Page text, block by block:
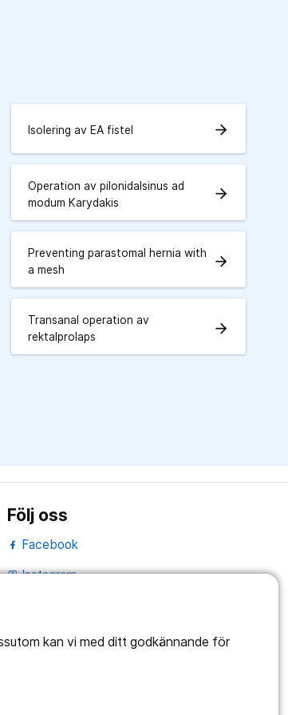
kan vi med ditt godkännande för
Isolering av EA fistel arrow_forward
Operation av pilonidalsinus ad
modum Karydakis
arrow_forward
Preventing parastomal hernia with
a mesh
arrow_forward
Transanal operation av
rektalprolaps
arrow_forward
Följ oss
Facebook
portraitInstagram